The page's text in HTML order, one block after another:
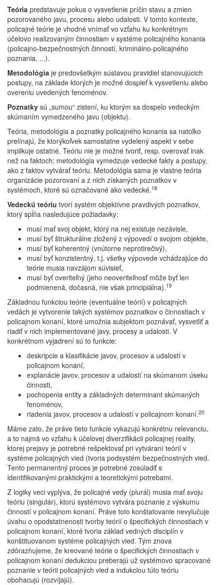
Teória predstavuje pokus o vysvetlenie príčin stavu a zmien
pozorovaného javu, procesu alebo udalosti. V tomto kontexte,
policajné teórie je vhodné vnímať vo vzťahu ku konkrétnym
účelovo realizovaným činnostiam v systéme policajného konania
(policajno-bezpečnostných činností, kriminálno-policajného
poznania, ...).
Metodológia je predovšetkým sústavou pravidiel stanovujúcich
postupy, na základe ktorých je možné dospieť k vysvetleniu alebo
overeniu uvedených fenoménov.
Poznatky sú „sumou“ zistení, ku ktorým sa dospelo vedeckým
skúmaním vymedzeného javu (objektu).
Teória, metodológia a poznatky policajného konania sa natoľko
prelínajú, že ktorýkoľvek samostatne vydelený aspekt v sebe
implikuje ostatné. Teóriu nie je možné tvoriť, resp. overovať inak
než na faktoch; metodológia vymedzuje vedecké fakty a postupy,
ako z faktov vytvárať teóriu. Metodológia sama je vlastne teória
organizácie pozorovaní a z nich získaných poznatkov v
systémoch, ktoré sú označované ako vedecké.18
Vedeckú teóriu tvorí systém objektívne pravdivých poznatkov,
ktorý spĺňa nasledujúce požiadavky:
musí mať svoj objekt, ktorý na nej existuje nezávisle,
musí byť štrukturálne zložený z výpovedí o svojom objekte,
musí byť koherentný (vnútorne neprotirečivý),
musí byť konzistentný, t.j. všetky výpovede vchádzajúce do
teórie musia navzájom súvisieť,
musí byť overiteľný (jeho neoveriteľnosť môže byť len
podmienená, dočasná, nie však principiálna).19
Základnou funkciou teórie (eventuálne teórií) v policajných
vedách je vytvorenie takých systémov poznatkov o činnostiach v
policajnom konaní, ktoré umožnia subjektom poznávať, vysvetliť a
riadiť v nich implementované javy, procesy a udalosti. V
konkrétnom vyjadrení sú to funkcie:
deskripcie a klasifikácie javov, procesov a udalostí v
policajnom konaní,
explanácie javov, procesov a udalostí na skúmanom úseku
činnosti,
pochopenia entity a základných determinant skúmaných
fenoménov,
riadenia javov, procesov a udalostí v policajnom konaní.20
Máme zato, že práve tieto funkcie vykazujú konkrétnu relevanciu,
a to najmä vo vzťahu k účelovej diverzifikácii policajnej reality,
ktorej prejavy je potrebné rešpektovať pri vytváraní teórií v
systéme policajných vied (tvoria podsystém bezpečnostných vied.
Tento permanentný proces je potrebné zosúladiť s
identifikovanými praktickými a teoretickými potrebami.
Z logiky veci vyplýva, že policajné vedy (plurál) musia mať svoju
teóriu (singulár), ktorú systémovo vytvára poznanie z výskumu
činností v policajnom konaní. Práve toto konštatovanie nevylučuje
úvahu o opodstatnenosti tvorby teórií o špecifických činnostiach v
policajnom konaní, ktoré tvoria základ vedných disciplín v
konštituovanom systéme policajných vied. Tým znova
zdôrazňujeme, že kreované teórie o špecifických činnostiach v
policajnom konaní dedukciou preberajú už systémovo spracované
poznanie v teórii policajných vied a indukciou túto teóriu
obohacujú (rozvíjajú).